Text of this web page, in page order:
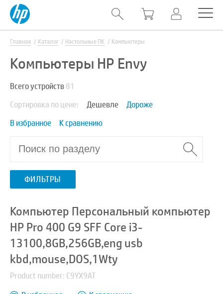
Главная Каталог Настольные ПК Компьютеры
Компьютеры HP Envy
Всего устройств81
Сортировка по цене:
Дешевле
Дороже
В избранное
К сравнению
ФИЛЬТРЫ
Компьютер Персональный компьютер
HP Pro 400 G9 SFF Core i3-
13100,8GB,256GB,eng usb
kbd,mouse,DOS,1Wty
Product number: C9YX9AT